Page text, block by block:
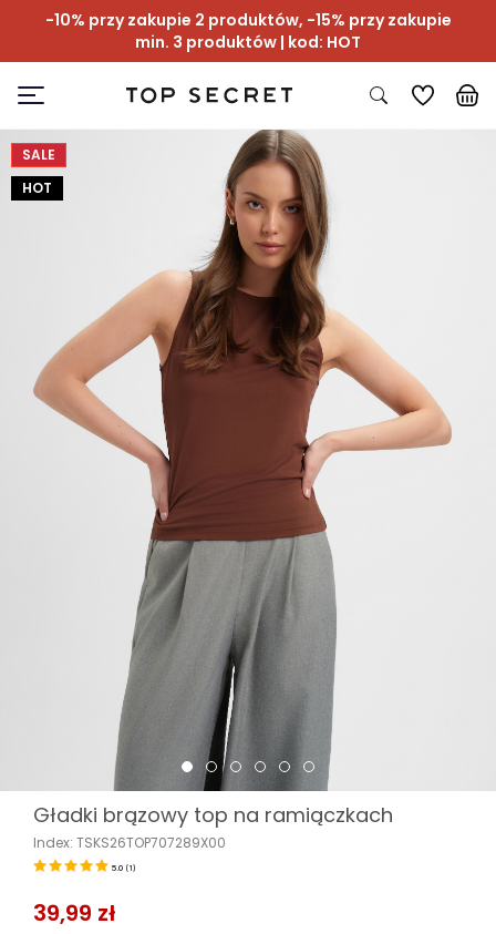
-10% przy zakupie 2 produktów, -15% przy zakupie
min. 3 produktów | kod: HOT
SALE
HOT
Gładki brązowy top na ramiączkach
Index: TSKS26TOP707289X00
5.0 (1)
39,99 zł